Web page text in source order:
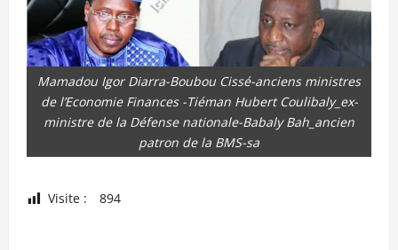
Mamadou Igor Diarra-Boubou Cissé-anciens ministres
de l’Economie Finances -Tiéman Hubert Coulibaly_ex-
ministre de la Défense nationale-Babaly Bah_ancien
patron de la BMS-sa
Visite : 894